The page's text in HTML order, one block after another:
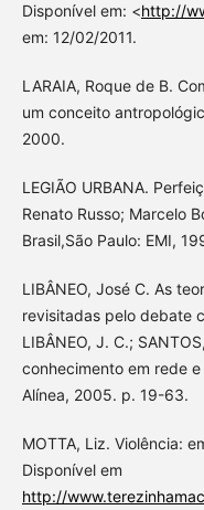
Disponível em: <http://
em: 12/02/2011.
LARAIA, Roque de B.
um conceito
2000.
LEGIÃO URBANA.
Renato Russo; Marcelo
Brasil,São Paulo: EMI,
LIBÂNEO, José C. As
revisitadas pelo debate
LIBÂNEO, J. C.;
conhecimento em rede
Alínea, 2005. p. 19-63.
MOTTA, Liz. Violência:
Disponível em
http://